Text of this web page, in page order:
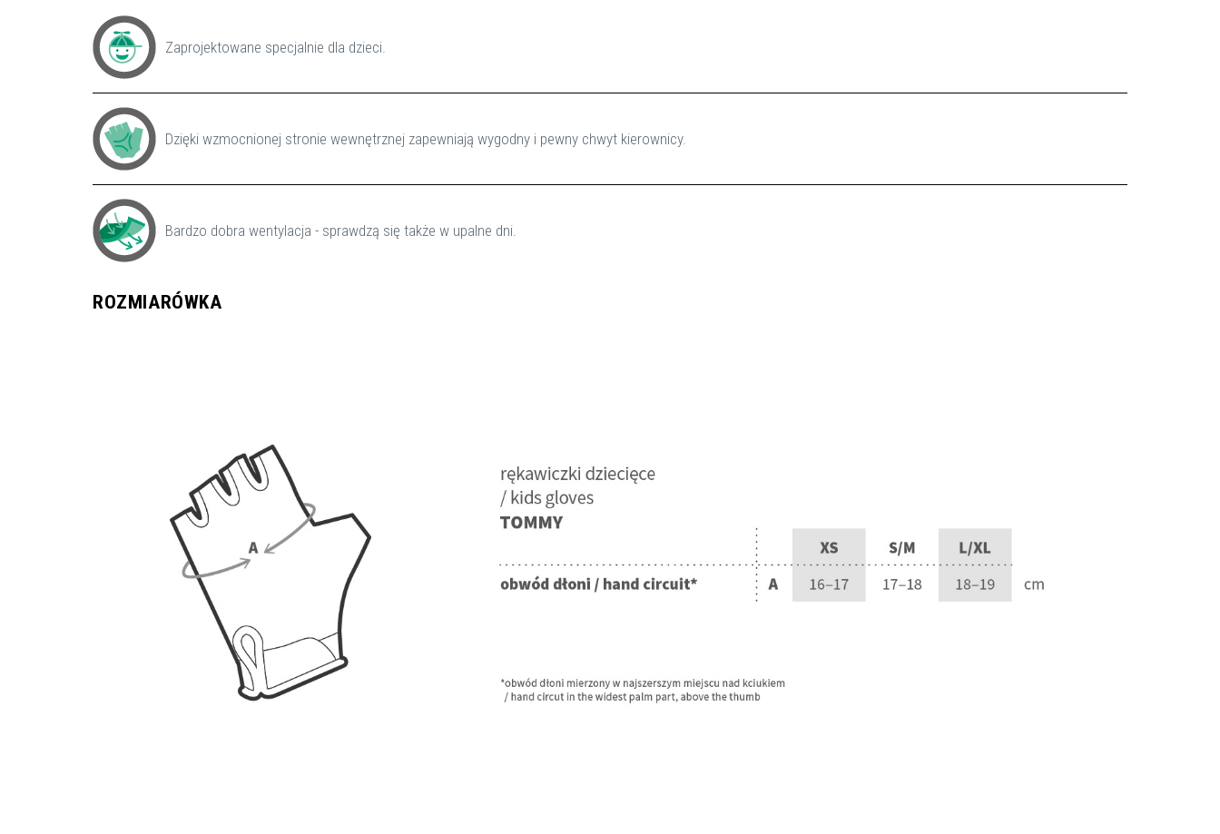
Zaprojektowane specjalnie dla dzieci.
Dzięki wzmocnionej stronie wewnętrznej zapewniają wygodny i pewny chwyt kierownicy.
Bardzo dobra wentylacja - sprawdzą się także w upalne dni.
ROZMIARÓWKA